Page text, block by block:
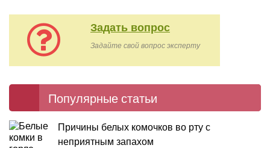
Задать вопрос
Задайте свой вопрос эксперту
Популярные статьи
Причины белых комочков во рту с
неприятным запахом